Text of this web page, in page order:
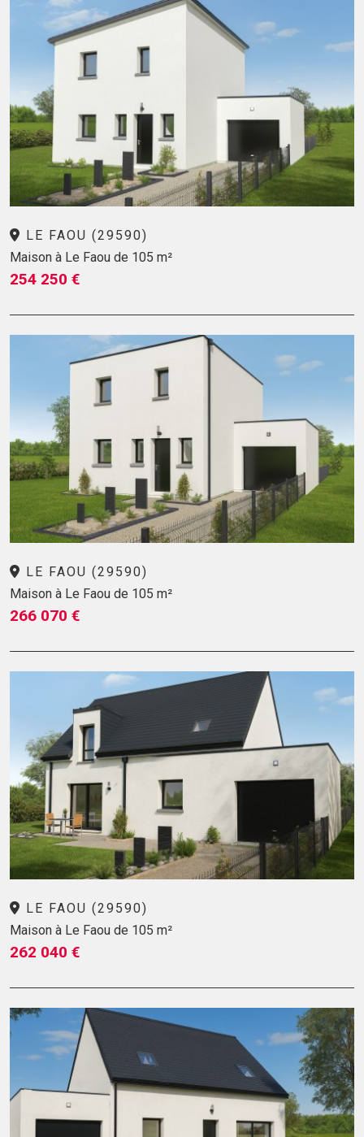
LE FAOU (29590)
Maison à Le Faou de 105 m²
254 250 €
LE FAOU (29590)
Maison à Le Faou de 105 m²
266 070 €
LE FAOU (29590)
Maison à Le Faou de 105 m²
262 040 €